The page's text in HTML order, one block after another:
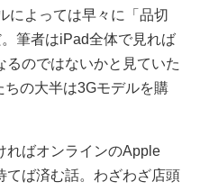
によっては早々に「品切
筆者はiPad全体で見れば
のではないかと見ていた
の大半は3Gモデルを購
ばオンラインのApple
てば済む話。わざわざ店頭